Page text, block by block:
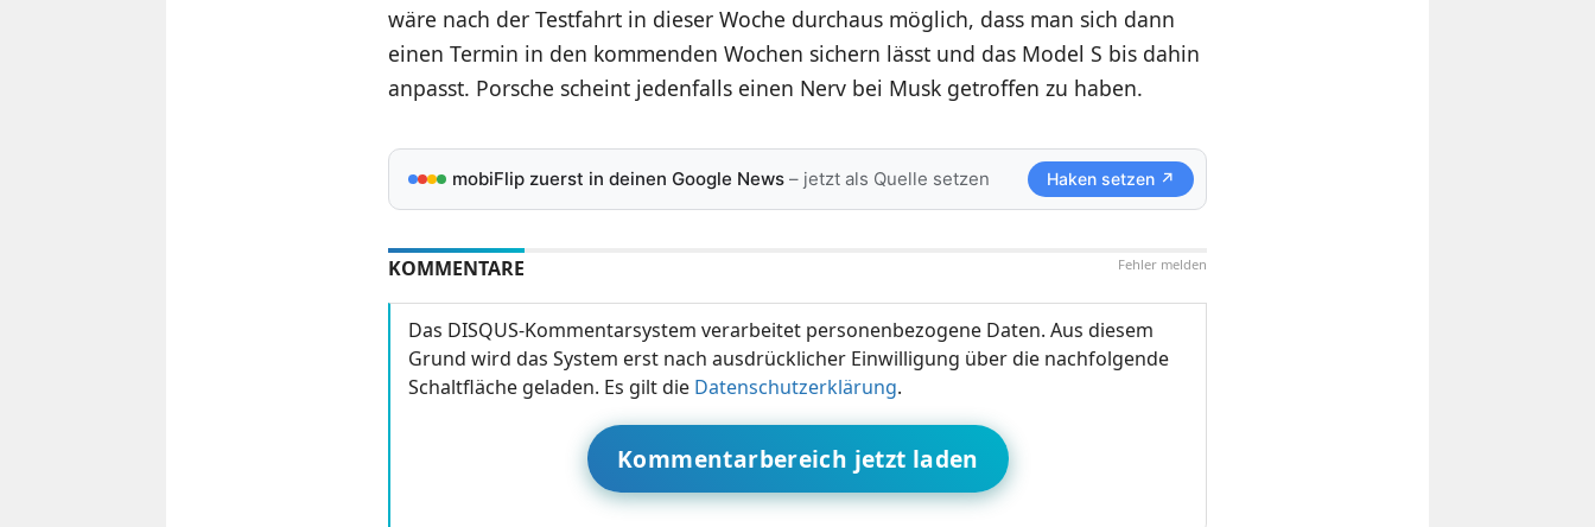
wäre nach der Testfahrt in dieser Woche durchaus möglich, dass man sich dann
einen Termin in den kommenden Wochen sichern lässt und das Model S bis dahin
anpasst. Porsche scheint jedenfalls einen Nerv bei Musk getroffen zu haben.
mobiFlip zuerst in deinen Google News– jetzt als Quelle setzen Haken setzen ↗
Fehler melden
KOMMENTARE
Das DISQUS-Kommentarsystem verarbeitet personenbezogene Daten. Aus diesem
Grund wird das System erst nach ausdrücklicher Einwilligung über die nachfolgende
Schaltfläche geladen. Es gilt die Datenschutzerklärung.
Kommentarbereich jetzt laden